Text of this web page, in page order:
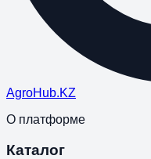
AgroHub.KZ
О платформе
Каталог